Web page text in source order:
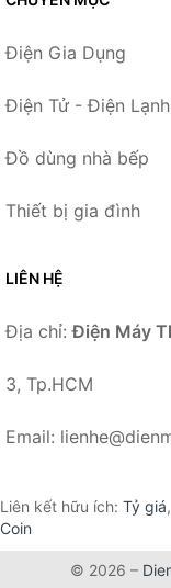
Điện Gia Dụng
Điện Tử - Điện Lạnh
Đồ dùng nhà bếp
Thiết bị gia đình
LIÊN HỆ
Địa chỉ:Điện Máy
3, Tp.HCM
Email:
Liên kết hữu ích: Tỷ giá,
Coin
© 2026 –